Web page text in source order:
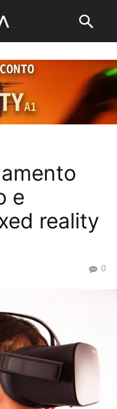
e
reality
0